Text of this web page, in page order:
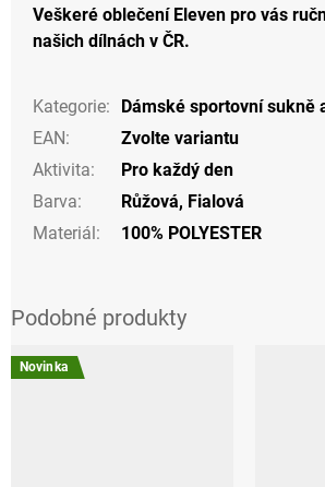
Veškeré oblečení Eleven pro vás
našich dílnách v ČR.
Kategorie:
Dámské sportovní sukně
EAN:
Zvolte variantu
Aktivita:
Pro každý den
Barva: Růžová, Fialová
Materiál: 100% POLYESTER
Novinka